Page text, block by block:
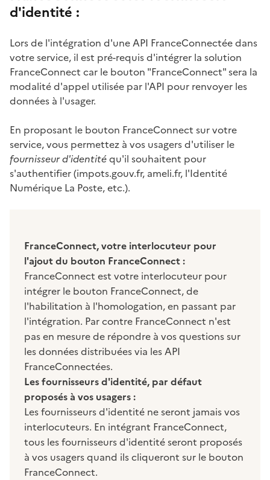
d'identité :
Lors de l'intégration d'une API FranceConnectée dans
votre service, il est pré-requis d'intégrer la solution
FranceConnect car le bouton "FranceConnect" sera la
modalité d'appel utilisée par l'API pour renvoyer les
données à l'usager.
En proposant le bouton FranceConnect sur votre
service, vous permettez à vos usagers d'utiliser le
fournisseur d'identitéqu'il souhaitent pour
s'authentifier (impots.gouv.fr, ameli.fr, l'Identité
Numérique La Poste, etc.).
FranceConnect, votre interlocuteur pour
l'ajout du bouton FranceConnect :
FranceConnect est votre interlocuteur pour
intégrer le bouton FranceConnect, de
l'habilitation à l'homologation, en passant par
l'intégration. Par contre FranceConnect n'est
pas en mesure de répondre à vos questions sur
les données distribuées via les API
FranceConnectées.
Les fournisseurs d'identité, par défaut
proposés à vos usagers :
Les fournisseurs d'identité ne seront jamais vos
interlocuteurs. En intégrant FranceConnect,
tous les fournisseurs d'identité seront proposés
à vos usagers quand ils cliqueront sur le bouton
FranceConnect.